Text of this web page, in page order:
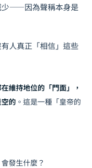
少——因為聲稱本身是
人真正「相信」這些
維持地位的「門面」，
的 。這是一種「皇帝的
發生什麼？